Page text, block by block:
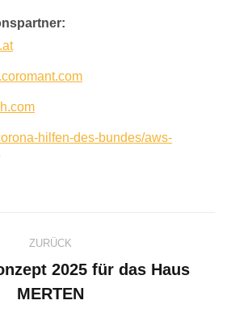
hilfen-des-bundes/aws-
ZURÜCK
Beitrag:
2025 für das Haus
MERTEN